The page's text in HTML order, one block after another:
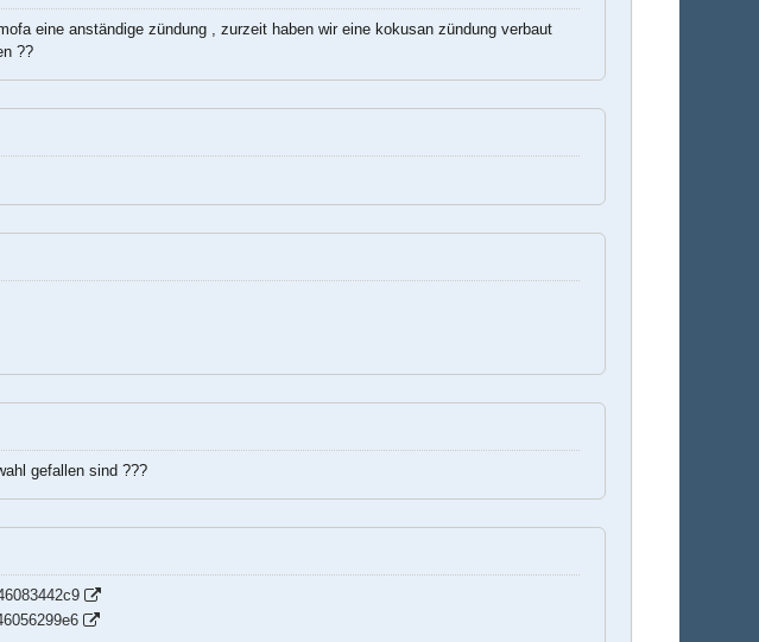
eine anständige zündung , zurzeit haben wir eine kokusan zündung verbaut
??
gefallen sind ???